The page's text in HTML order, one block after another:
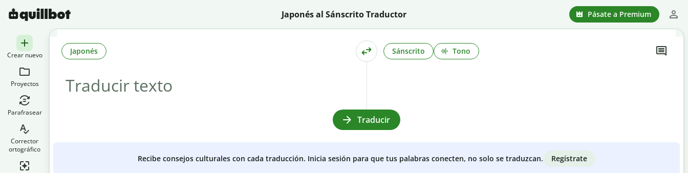
Japonés al Sánscrito Traductor Pásate a Premium
Crear nuevo
Proyectos
Parafrasear
Corrector
ortográfico
Japonés Sánscrito Tono
Traducir
Recibe consejos culturales con cada traducción. Inicia sesión para que tus palabras conecten, no solo se traduzcan. Regístrate